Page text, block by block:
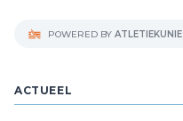
POWERED BY ATLETIEKUNIE
ACTUEEL